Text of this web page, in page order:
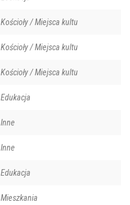
Kościoły / Miejsca kultu
Kościoły / Miejsca kultu
Kościoły / Miejsca kultu
Edukacja
Inne
Inne
Edukacja
Mieszkania